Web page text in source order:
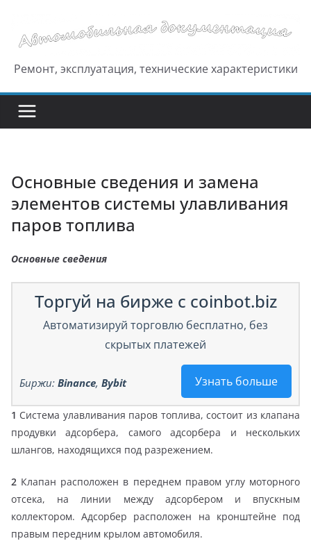
содержимому
Ремонт, эксплуатация, технические характеристики
Основные сведения и замена
элементов системы улавливания
паров топлива
Основные сведения
Торгуй на бирже с coinbot.biz
Автоматизируй торговлю бесплатно, без
скрытых платежей
Узнать больше
Биржи: Binance, Bybit
1 Система улавливания паров топлива, состоит из клапана
продувки адсорбера, самого адсорбера и нескольких
шлангов, находящихся под разрежением.
2 Клапан расположен в переднем правом углу моторного
отсека, на линии между адсорбером и впускным
коллектором. Адсорбер расположен на кронштейне под
правым передним крылом автомобиля.